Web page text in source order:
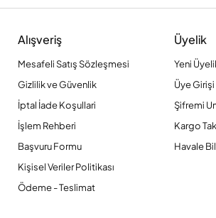
Alışveriş
Mesafeli Satış Sözleşmesi
Gizlilik ve Güvenlik
İptal İade Koşullari
İşlem Rehberi
Başvuru Formu
Kişisel Veriler Politikası
Ödeme - Teslimat
Üyelik
Yeni
Üye Girişi
Şifremi
Kargo
Havale